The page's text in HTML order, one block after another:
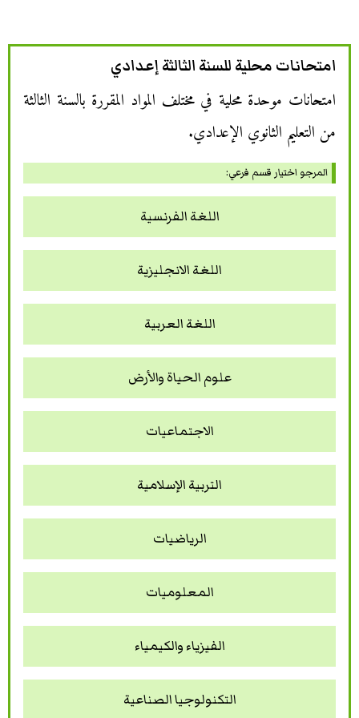
امتحانات محلية للسنة الثالثة إعدادي
امتحانات موحدة محلية في مختلف المواد المقررة بالسنة الثالثة
من التعليم الثانوي الإعدادي.
المرجو اختيار قسم فرعي:
اللغة الفرنسية
اللغة الانجليزية‏
اللغة العربية
علوم الحياة والأرض
الاجتماعيات
التربية الإسلامية
الرياضيات
المعلوميات
الفيزياء والكيمياء
التكنولوجيا الصناعية